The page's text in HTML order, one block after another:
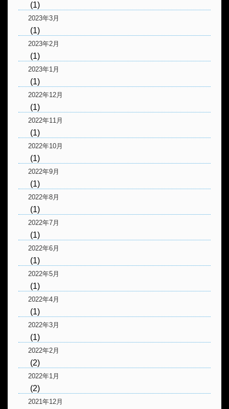
(1)
2023年3月
(1)
2023年2月
(1)
2023年1月
(1)
2022年12月
(1)
2022年11月
(1)
2022年10月
(1)
2022年9月
(1)
2022年8月
(1)
2022年7月
(1)
2022年6月
(1)
2022年5月
(1)
2022年4月
(1)
2022年3月
(1)
2022年2月
(2)
2022年1月
(2)
2021年12月